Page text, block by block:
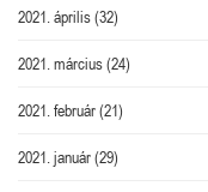
2021. április(32)
2021. március(24)
2021. február(21)
2021. január(29)